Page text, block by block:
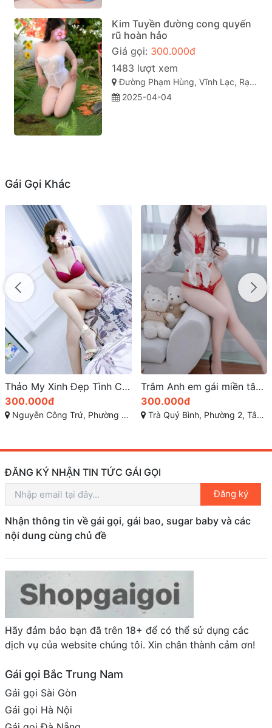
Kim Tuyền đường cong quyến
rũ hoàn hảo
Giá gọi: 300.000đ
1483 lượt xem
Đường Phạm Hùng, Vĩnh Lạc, Rạch Giá, Kiên Giang
2025-04-04
Gái Gọi Khác
Trâm Anh em gái miền tây dâm xinh
300.000đ
Trà Quý Bình, Phường 2, Tân An, Long An
Thu Hương gái gọi tuy hòa phú yên max đỉnh chất
400đ
Đại lộ Hùng Vương, Phường 9, Tuy Hòa, Phú Yên
ĐĂNG KÝ NHẬN TIN TỨC GÁI GỌI
Đăng ký
Nhận thông tin về gái gọi, gái bao, sugar baby và các
nội dung cùng chủ đề
Hãy đảm bảo bạn đã trên 18+ để có thể sử dụng các
dịch vụ của website chúng tôi. Xin chân thành cảm ơn!
Gái gọi Bắc Trung Nam
Gái gọi Sài Gòn
Gái gọi Hà Nội